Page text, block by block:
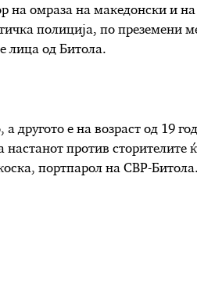
на омраза на македонски и
полиција, по преземени
лица од Битола.
другото е на возраст од 19
против сторителите
портпарол на СВР-